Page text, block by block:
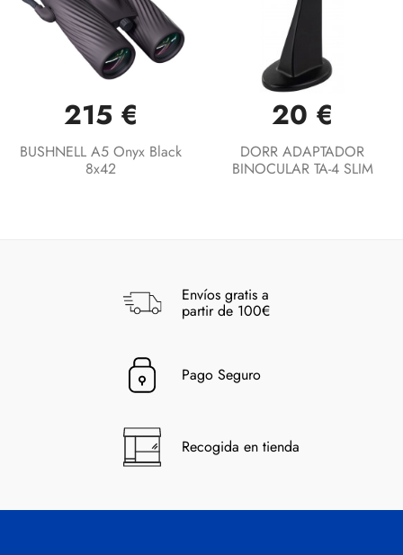
215 €
BUSHNELL A5 Onyx Black
8x42
20 €
DORR ADAPTADOR
BINOCULAR TA-4 SLIM
Envíos gratis a
partir de 100€
Pago Seguro
Recogida en tienda